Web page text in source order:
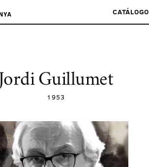
CATÁLOGO
Jordi Guillumet
1953